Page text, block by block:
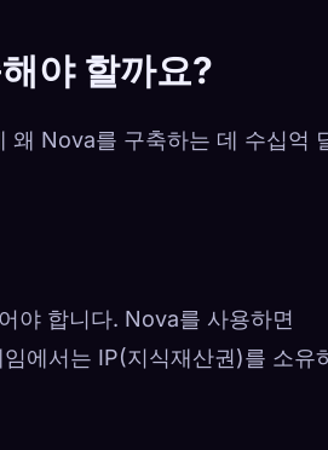
야 할까요?
Nova를 구축하는 데 수십억
야 합니다. Nova를 사용하면
에서는 IP(지식재산권)를 소유